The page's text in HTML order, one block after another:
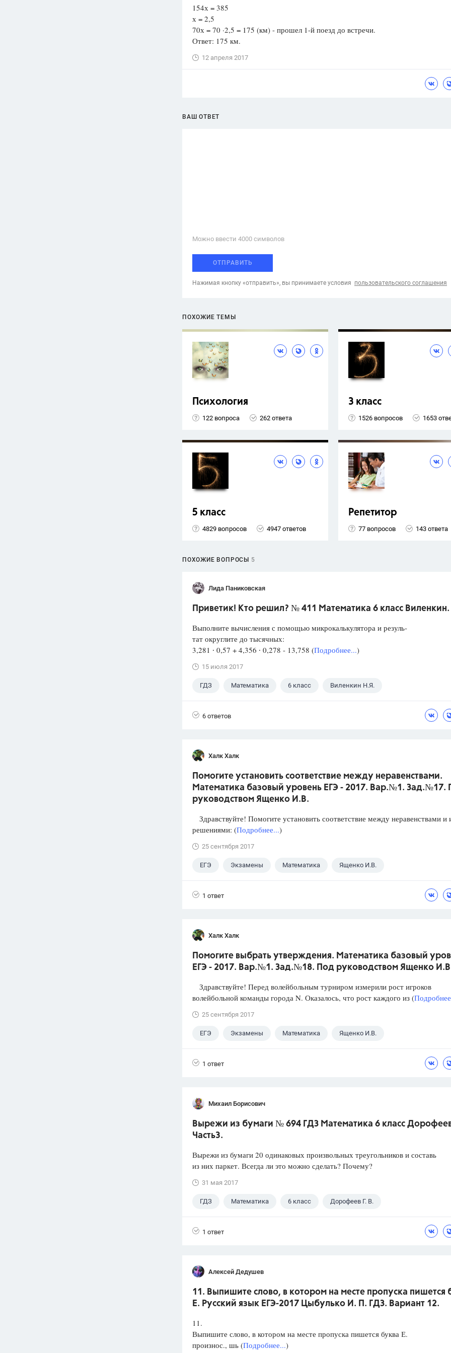
154х = 385
х = 2,5
70х = 70 ·2,5 = 175 (км) - прошел 1-й поезд до встречи.
Ответ: 175 км.
12 апреля 2017
ВАШ ОТВЕТ
Можно ввести 4000 cимволов
ОТПРАВИТЬ
Нажимая кнопку «отправить», вы принимаете условия пользовательского соглашения
ПОХОЖИЕ ТЕМЫ
Психология
122 вопроса 262 ответа
3 класс
1526 вопросов 1653
5 класс
4829 вопросов 4947 ответов
Репетитор
77 вопросов 143 ответа
ПОХОЖИЕ ВОПРОСЫ 5
Лида Паниковская
Приветик! Кто решил? № 411 Математика 6 класс Виленкин.
Выполните вычисления с помощью микрокалькулятора и резуль-
тат округлите до тысячных:
3,281 ∙ 0,57 + 4,356 ∙ 0,278 - 13,758 (Подробнее...)
15 июля 2017
ГДЗ Математика 6 класс Виленкин Н.Я.
6 ответов
Халк Халк
Помогите установить соответствие между неравенствами.
Математика базовый уровень ЕГЭ - 2017. Вар.№1. Зад.№17.
руководством Ященко И.В.
Здравствуйте! Помогите установить соответствие между неравенствами и
решениями: (Подробнее...)
25 сентября 2017
ЕГЭ Экзамены Математика Ященко И.В.
1 ответ
Халк Халк
Помогите выбрать утверждения. Математика базовый
ЕГЭ - 2017. Вар.№1. Зад.№18. Под руководством Ященко
Здравствуйте! Перед волейбольным турниром измерили рост игроков
волейбольной команды города N. Оказалось, что рост каждого из (
25 сентября 2017
ЕГЭ Экзамены Математика Ященко И.В.
1 ответ
Михаил Борисович
Вырежи из бумаги № 694 ГДЗ Математика 6 класс
Часть3.
Вырежи из бумаги 20 одинаковых произвольных треугольников и составь
из них паркет. Всегда ли это можно сделать? Почему?
31 мая 2017
ГДЗ Математика 6 класс Дорофеев Г. В.
1 ответ
Алексей Дедушев
11. Выпишите слово, в котором на месте пропуска пишется
Е. Русский язык ЕГЭ-2017 Цыбулько И. П. ГДЗ. Вариант 12.
11.
Выпишите слово, в котором на месте пропуска пишется буква Е.
произнос., шь (Подробнее...)